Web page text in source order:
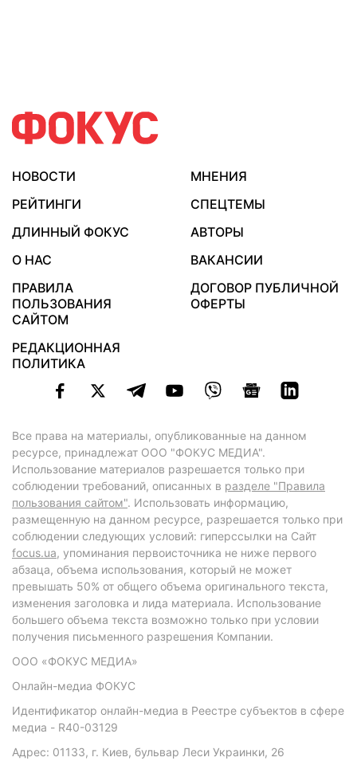
НОВОСТИ
МНЕНИЯ
РЕЙТИНГИ
СПЕЦТЕМЫ
ДЛИННЫЙ ФОКУС
АВТОРЫ
О НАС
ВАКАНСИИ
ПРАВИЛА
ПОЛЬЗОВАНИЯ
САЙТОМ
ДОГОВОР ПУБЛИЧНОЙ
ОФЕРТЫ
РЕДАКЦИОННАЯ
ПОЛИТИКА
Все права на материалы, опубликованные на данном
ресурсе, принадлежат ООО "ФОКУС МЕДИА".
Использование материалов разрешается только при
соблюдении требований, описанных в разделе "Правила
пользования сайтом". Использовать информацию,
размещенную на данном ресурсе, разрешается только при
соблюдении следующих условий: гиперссылки на Сайт
focus.ua, упоминания первоисточника не ниже первого
абзаца, объема использования, который не может
превышать 50% от общего объема оригинального текста,
изменения заголовка и лида материала. Использование
большего объема текста возможно только при условии
получения письменного разрешения Компании.
ООО «ФОКУС МЕДИА»
Онлайн-медиа ФОКУС
Идентификатор онлайн-медиа в Реестре субъектов в сфере
медиа - R40-03129
Адрес: 01133, г. Киев, бульвар Леси Украинки, 26